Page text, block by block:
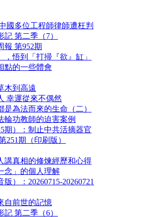
國多位工程師律師遭枉判
記 第二季（7）
報 第952期
，悟到「打掃『欲』缸」
點的一些體會
木到高遠
幸運從來不偶然
是為法而來的生命（二）
輪功教師的迫害案例
期）：制止中共活摘器官
251期（印刷版）
講真相的修煉經歷和心得
念」的個人理解
）：20260715-20260721
自前世的記憶
記 第二季（6）